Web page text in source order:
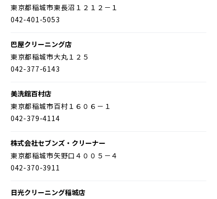
東京都稲城市東長沼１２１２－１
042-401-5053
巴屋クリーニング店
東京都稲城市大丸１２５
042-377-6143
美洗館百村店
東京都稲城市百村１６０６－１
042-379-4114
株式会社セブンズ・クリーナー
東京都稲城市矢野口４００５－４
042-370-3911
日光クリーニング稲城店